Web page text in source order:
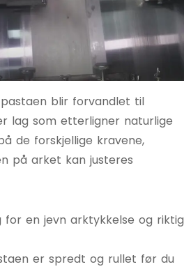
blir forvandlet til
lag som etterligner naturlige
de forskjellige kravene,
på arket kan justeres
for en jevn arktykkelse og riktig
er spredt og rullet før du